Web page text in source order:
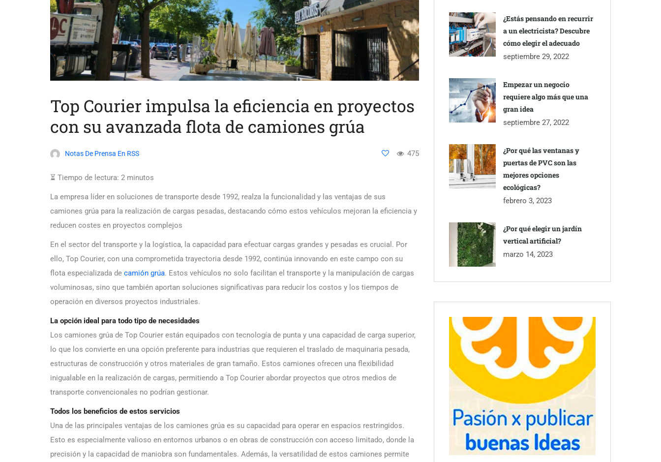
Top Courier impulsa la eficiencia en proyectos
con su avanzada flota de camiones grúa
Notas De Prensa En RSS 475
⏳ Tiempo de lectura: 2 minutos
La empresa líder en soluciones de transporte desde 1992, realza la funcionalidad y las ventajas de sus
camiones grúa para la realización de cargas pesadas, destacando cómo estos vehículos mejoran la eficiencia y
reducen costes en proyectos complejos
En el sector del transporte y la logística, la capacidad para efectuar cargas grandes y pesadas es crucial. Por
ello, Top Courier, con una comprometida trayectoria desde 1992, continúa innovando en este campo con su
flota especializada de camión grúa. Estos vehículos no solo facilitan el transporte y la manipulación de cargas
voluminosas, sino que también aportan soluciones significativas para reducir los costos y los tiempos de
operación en diversos proyectos industriales.
La opción ideal para todo tipo de necesidades
Los camiones grúa de Top Courier están equipados con tecnología de punta y una capacidad de carga superior,
lo que los convierte en una opción preferente para industrias que requieren el traslado de maquinaria pesada,
estructuras de construcción y otros materiales de gran tamaño. Estos camiones ofrecen una flexibilidad
inigualable en la realización de cargas, permitiendo a Top Courier abordar proyectos que otros medios de
transporte convencionales no podrían gestionar.
Todos los beneficios de estos servicios
Una de las principales ventajas de los camiones grúa es su capacidad para operar en espacios restringidos.
Esto es especialmente valioso en entornos urbanos o en obras de construcción con acceso limitado, donde la
precisión y la capacidad de maniobra son fundamentales. Además, la versatilidad de estos camiones permite
¿Estás pensando en recurrir
a un electricista? Descubre
cómo elegir el adecuado
septiembre 29, 2022
Empezar un negocio
requiere algo más que una
gran idea
septiembre 27, 2022
¿Por qué las ventanas y
puertas de PVC son las
mejores opciones
ecológicas?
febrero 3, 2023
¿Por qué elegir un jardín
vertical artificial?
marzo 14, 2023